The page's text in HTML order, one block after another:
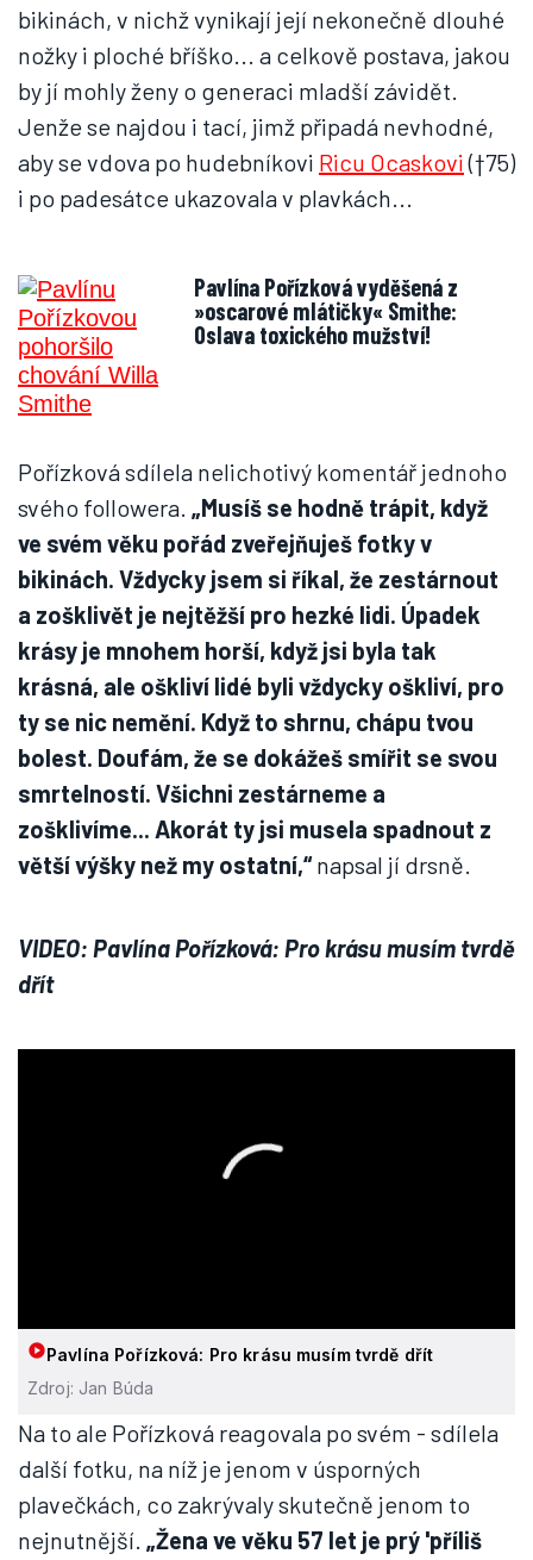
bikinách, v nichž vynikají její nekonečně dlouhé
nožky i ploché bříško... a celkově postava, jakou
by jí mohly ženy o generaci mladší závidět.
Jenže se najdou i tací, jimž připadá nevhodné,
aby se vdova po hudebníkovi Ricu Ocaskovi(†75)
i po padesátce ukazovala v plavkách...
Pavlína Pořízková vyděšená z
»oscarové mlátičky« Smithe:
Oslava toxického mužství!
Pořízková sdílela nelichotivý komentář jednoho
svého followera. „Musíš se hodně trápit, když
ve svém věku pořád zveřejňuješ fotky v
bikinách. Vždycky jsem si říkal, že zestárnout
a zošklivět je nejtěžší pro hezké lidi. Úpadek
krásy je mnohem horší, když jsi byla tak
krásná, ale oškliví lidé byli vždycky oškliví, pro
ty se nic nemění. Když to shrnu, chápu tvou
bolest. Doufám, že se dokážeš smířit se svou
smrtelností. Všichni zestárneme a
zošklivíme... Akorát ty jsi musela spadnout z
větší výšky než my ostatní,“napsal jí drsně.
VIDEO: Pavlína Pořízková: Pro krásu musím tvrdě
dřít
Pavlína Pořízková: Pro krásu musím tvrdě dřít
Zdroj: Jan Búda
Na to ale Pořízková reagovala po svém - sdílela
další fotku, na níž je jenom v úsporných
plavečkách, co zakrývaly skutečně jenom to
nejnutnější. „Žena ve věku 57 let je prý 'příliš